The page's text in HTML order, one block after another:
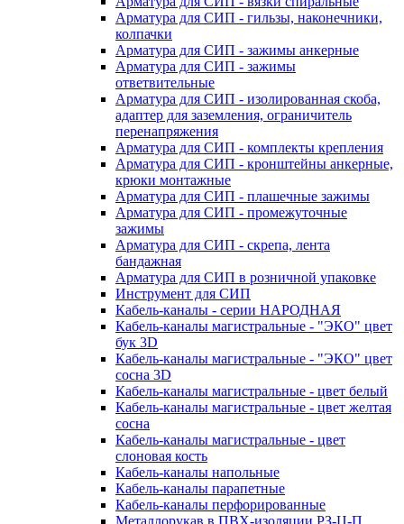
Арматура для СИП - гильзы, наконечники,
колпачки
Арматура для СИП - зажимы анкерные
Арматура для СИП - зажимы
ответвительные
Арматура для СИП - изолированная скоба,
адаптер для заземления, ограничитель
перенапряжения
Арматура для СИП - комплекты крепления
Арматура для СИП - кронштейны анкерные,
крюки монтажные
Арматура для СИП - плашечные зажимы
Арматура для СИП - промежуточные
зажимы
Арматура для СИП - скрепа, лента
бандажная
Арматура для СИП в розничной упаковке
Инструмент для СИП
Кабель-каналы - серии НАРОДНАЯ
Кабель-каналы магистральные - "ЭКО" цвет
бук 3D
Кабель-каналы магистральные - "ЭКО" цвет
сосна 3D
Кабель-каналы магистральные - цвет белый
Кабель-каналы магистральные - цвет желтая
сосна
Кабель-каналы магистральные - цвет
слоновая кость
Кабель-каналы напольные
Кабель-каналы парапетные
Кабель-каналы перфорированные
Металлорукав в ПВХ-изоляции РЗ-Ц-П